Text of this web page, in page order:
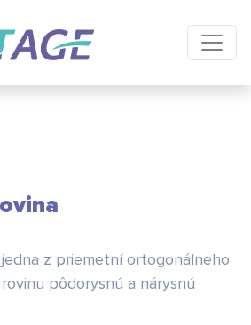
z priemetní ortogonálneho
pôdorysnú a nárysnú